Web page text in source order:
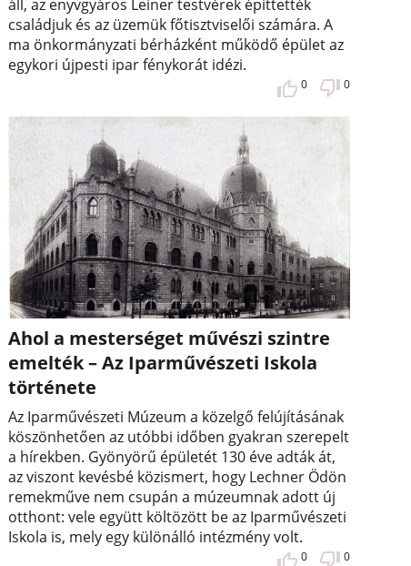
áll, az enyvgyáros Leiner testvérek építtették
családjuk és az üzemük főtisztviselői számára. A
ma önkormányzati bérházként működő épület az
egykori újpesti ipar fénykorát idézi.
0 0
Ahol a mesterséget művészi szintre
emelték – Az Iparművészeti Iskola
története
Az Iparművészeti Múzeum a közelgő felújításának
köszönhetően az utóbbi időben gyakran szerepelt
a hírekben. Gyönyörű épületét 130 éve adták át,
az viszont kevésbé közismert, hogy Lechner Ödön
remekműve nem csupán a múzeumnak adott új
otthont: vele együtt költözött be az Iparművészeti
Iskola is, mely egy különálló intézmény volt.
0 0